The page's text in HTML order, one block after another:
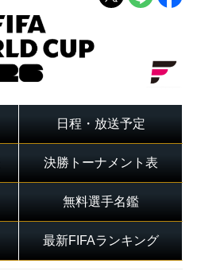
日程・放送予定
決勝トーナメント表
無料選手名鑑
最新FIFAランキング